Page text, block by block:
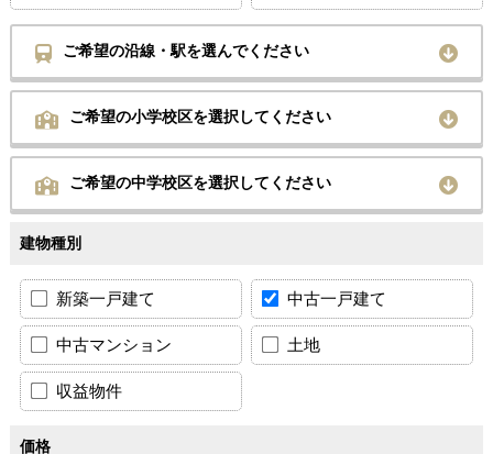
ご希望の沿線・駅を選んでください
ご希望の小学校区を選択してください
ご希望の中学校区を選択してください
建物種別
新築一戸建て 中古一戸建て
中古マンション 土地
収益物件
価格